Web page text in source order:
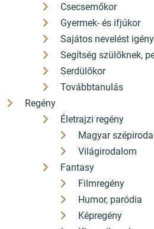
Csecsemőkor
Gyermek- és ifjúkor
Sajátos nevelést
Segítség szülőknek,
Serdülőkor
Továbbtanulás
Regény
Életrajzi regény
Magyar
Világirodalom
Fantasy
Filmregény
Humor, paródia
Képregény